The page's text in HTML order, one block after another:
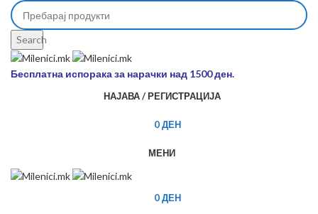
Search
Бесплатна испорака за нарачки над 1500 ден.
НАЈАВА / РЕГИСТРАЦИЈА
0ДЕН
МЕНИ
0ДЕН